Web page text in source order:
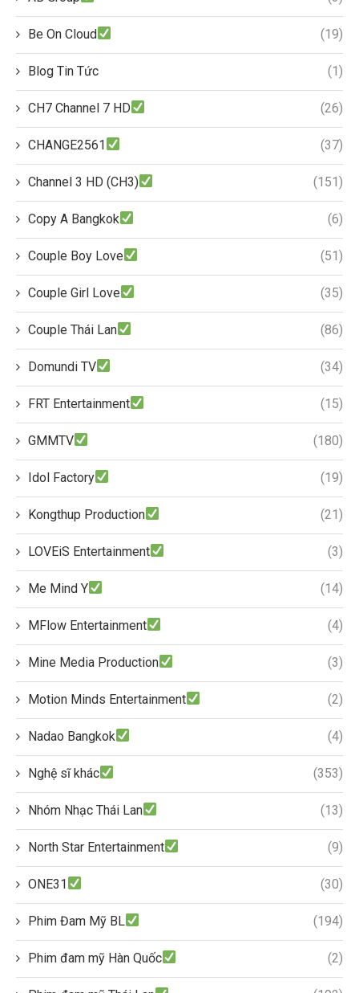
Be On Cloud (19)
Blog Tin Tức (1)
CH7 Channel 7 HD (26)
CHANGE2561 (37)
Channel 3 HD (CH3) (151)
Copy A Bangkok (6)
Couple Boy Love (51)
Couple Girl Love (35)
Couple Thái Lan (86)
Domundi TV (34)
FRT Entertainment (15)
GMMTV (180)
Idol Factory (19)
Kongthup Production (21)
LOVEiS Entertainment (3)
Me Mind Y (14)
MFlow Entertainment (4)
Mine Media Production (3)
Motion Minds Entertainment (2)
Nadao Bangkok (4)
Nghệ sĩ khác (353)
Nhóm Nhạc Thái Lan (13)
North Star Entertainment (9)
ONE31 (30)
Phim Đam Mỹ BL (194)
Phim đam mỹ Hàn Quốc (2)